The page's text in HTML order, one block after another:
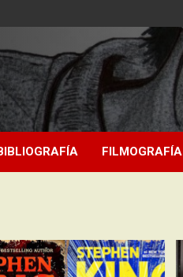
FILMOGRAFÍA